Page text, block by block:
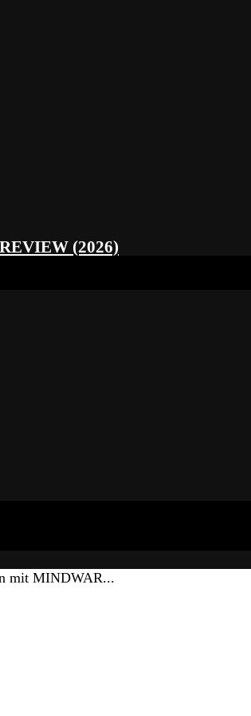
(2026)
mit MINDWAR...